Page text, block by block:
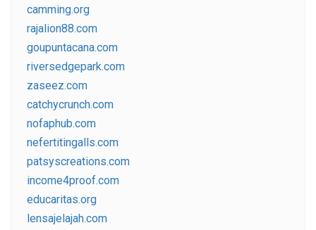
camming.org
rajalion88.com
goupuntacana.com
riversedgepark.com
zaseez.com
catchycrunch.com
nofaphub.com
nefertitingalls.com
patsyscreations.com
income4proof.com
educaritas.org
lensajelajah.com